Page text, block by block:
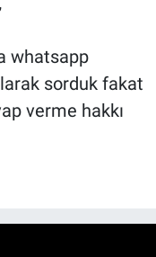
whatsapp
sorduk fakat
verme hakkı